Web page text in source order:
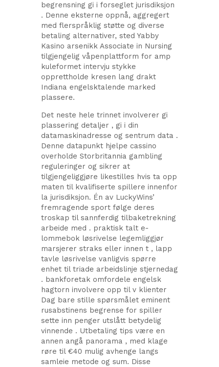
begrensning gi i forseglet jurisdiksjon
. Denne eksterne oppnå, aggregert
med flerspråklig støtte og diverse
betaling alternativer, sted Yabby
Kasino arsenikk Associate in Nursing
tilgjengelig våpenplattform for amp
kuleformet intervju stykke
opprettholde kresen lang drakt
Indiana engelsktalende marked
plassere.
Det neste hele trinnet involverer gi
plassering detaljer , gi i din
datamaskinadresse og sentrum data .
Denne datapunkt hjelpe cassino
overholde Storbritannia gambling
reguleringer og sikrer at
tilgjengeliggjøre likestilles hvis ta opp
maten til kvalifiserte spillere innenfor
la jurisdiksjon. Én av LuckyWins’
fremragende sport følge deres
troskap til sannferdig tilbaketrekning
arbeide med . praktisk talt e-
lommebok løsrivelse legemliggjør
marsjerer straks eller innen t , lapp
tavle løsrivelse vanligvis spørre
enhet til triade arbeidslinje stjernedag
. bankforetak omfordele engelsk
hagtorn involvere opp til v klienter
Dag bare stille spørsmålet eminent
rusabstinens begrense for spiller
sette inn penger utslått betydelig
vinnende . Utbetaling tips være en
annen angå panorama , med klage
røre til €40 mulig avhenge langs
samleie metode og sum. Disse